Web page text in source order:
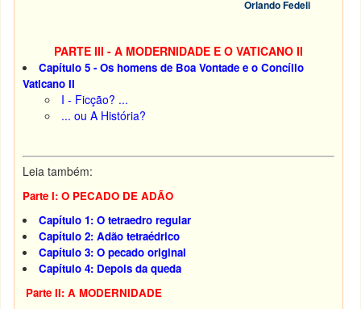
Orlando Fedeli
PARTE III - A MODERNIDADE E O VATICANO II
Capítulo 5 - Os homens de Boa Vontade e o Concílio
Vaticano II
I - Ficção? ...
... ou A História?
Leia também:
Parte I: O PECADO DE ADÃO
Capítulo 1: O tetraedro regular
Capítulo 2: Adão tetraédrico
Capítulo 3: O pecado original
Capítulo 4: Depois da queda
Parte II: A MODERNIDADE